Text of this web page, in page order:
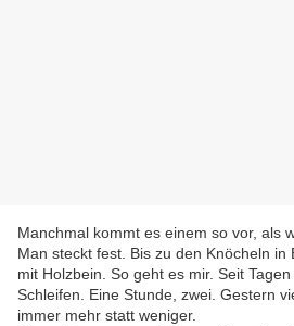
Manchmal kommt es einem so vor, als
Man steckt fest. Bis zu den Knöcheln in
mit Holzbein. So geht es mir. Seit
Schleifen. Eine Stunde, zwei. Gestern
immer mehr statt weniger.